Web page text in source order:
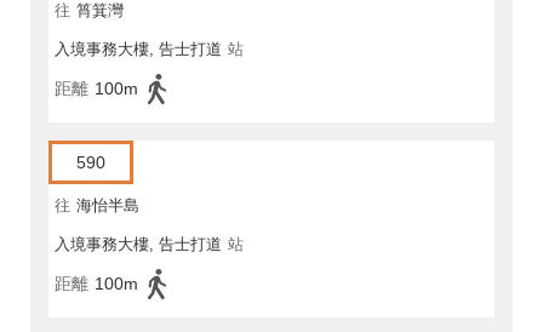
往 筲箕灣
入境事務大樓, 告士打道 站
距離 100m
590
往 海怡半島
入境事務大樓, 告士打道 站
距離 100m